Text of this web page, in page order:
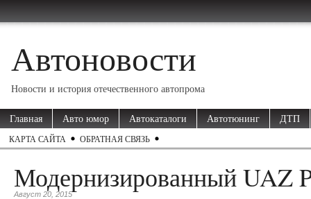
Автоновости
Новости и история отечественного автопрома
Главная Авто юмор Автокаталоги Автотюнинг ДТП
КАРТА САЙТА ОБРАТНАЯ СВЯЗЬ
Модернизированный UAZ
Август 20, 2015